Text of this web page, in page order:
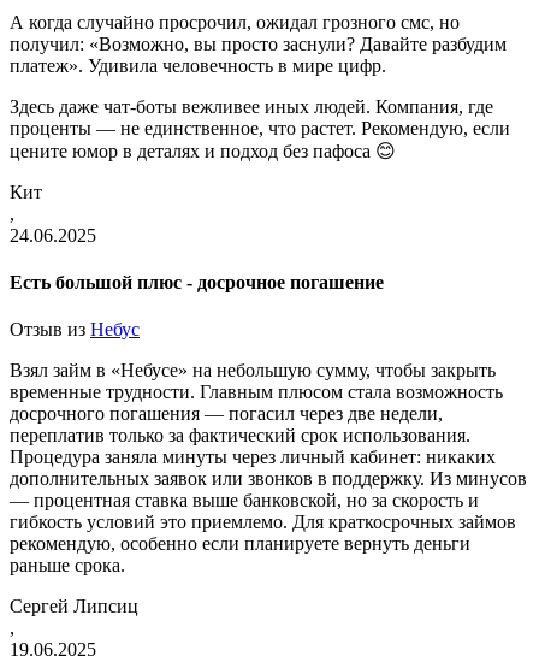
А когда случайно просрочил, ожидал грозного смс, но
получил: «Возможно, вы просто заснули? Давайте разбудим
платеж». Удивила человечность в мире цифр.
Здесь даже чат-боты вежливее иных людей. Компания, где
проценты — не единственное, что растет. Рекомендую, если
цените юмор в деталях и подход без пафоса 😊
Кит
,
24.06.2025
Есть большой плюс - досрочное погашение
Отзыв из Небус
Взял займ в «Небусе» на небольшую сумму, чтобы закрыть
временные трудности. Главным плюсом стала возможность
досрочного погашения — погасил через две недели,
переплатив только за фактический срок использования.
Процедура заняла минуты через личный кабинет: никаких
дополнительных заявок или звонков в поддержку. Из минусов
— процентная ставка выше банковской, но за скорость и
гибкость условий это приемлемо. Для краткосрочных займов
рекомендую, особенно если планируете вернуть деньги
раньше срока.
Сергей Липсиц
,
19.06.2025